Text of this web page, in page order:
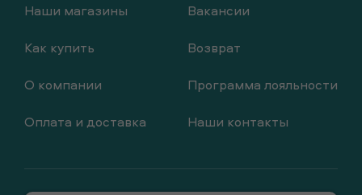
Наши магазины
Как купить
О компании
Оплата и доставка
Вакансии
Возврат
Программа лояльности
Наши контакты